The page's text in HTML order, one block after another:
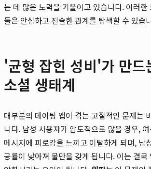
는 데 많은 노력을 기울이고 있습니다. 이러
들은 안심하고 진솔한 관계를 탐색할 수 있습
'균형 잡힌 성비'가 만드
소셜 생태계
대부분의 데이팅 앱이 겪는 고질적인 문제는
니다. 남성 사용자가 압도적으로 많을 경우,
메시지에 피로감을 느끼고 이탈하게 되며, 남
공률이 낮아져 불만을 갖게 됩니다. 이는 결국